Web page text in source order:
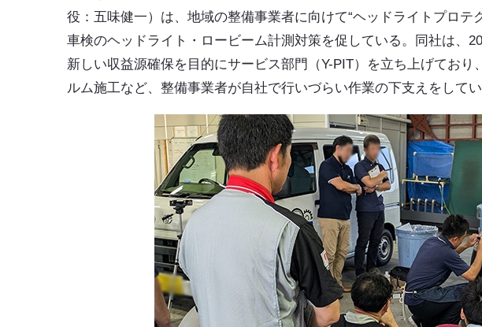
役：五味健一）は、地域の整備事業者に向けて“ヘッドライトプロテ
車検のヘッドライト・ロービーム計測対策を促している。同社は、
新しい収益源確保を目的にサービス部門（Y-PIT）を立ち上げており
ルム施工など、整備事業者が自社で行いづらい作業の下支えをしてい